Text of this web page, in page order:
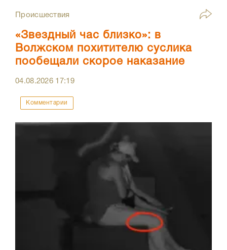
Происшествия
«Звездный час близко»: в
Волжском похитителю суслика
пообещали скорое наказание
04.08.2026 17:19
Комментарии